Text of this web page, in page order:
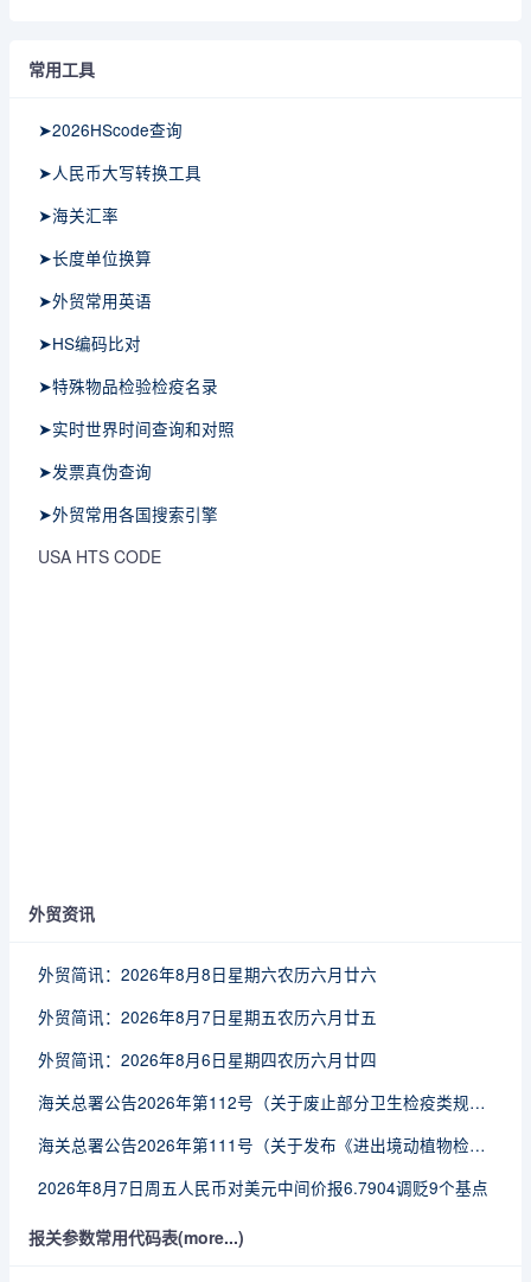
常用工具
➤2026HScode查询
➤人民币大写转换工具
➤海关汇率
➤长度单位换算
➤外贸常用英语
➤HS编码比对
➤特殊物品检验检疫名录
➤实时世界时间查询和对照
➤发票真伪查询
➤外贸常用各国搜索引擎
USA HTS CODE
外贸资讯
外贸简讯：2026年8月8日星期六农历六月廿六
外贸简讯：2026年8月7日星期五农历六月廿五
外贸简讯：2026年8月6日星期四农历六月廿四
海关总署公告2026年第112号（关于废止部分卫生检疫类规范性文件的公告）
海关总署公告2026年第111号（关于发布《进出境动植物检疫处理监督管理工作规定》《进出境卫生处理监督管理工作规定》的公告）
2026年8月7日周五人民币对美元中间价报6.7904调贬9个基点
报关参数常用代码表(more...)